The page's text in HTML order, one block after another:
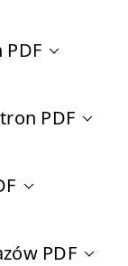
PDF
PDF